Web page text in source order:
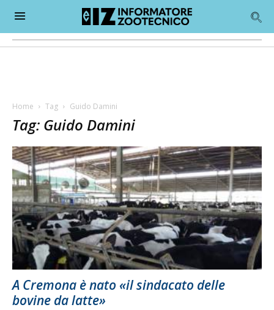
Home Tag Guido Damini
Tag: Guido Damini
A Cremona è nato «il sindacato delle
bovine da latte»